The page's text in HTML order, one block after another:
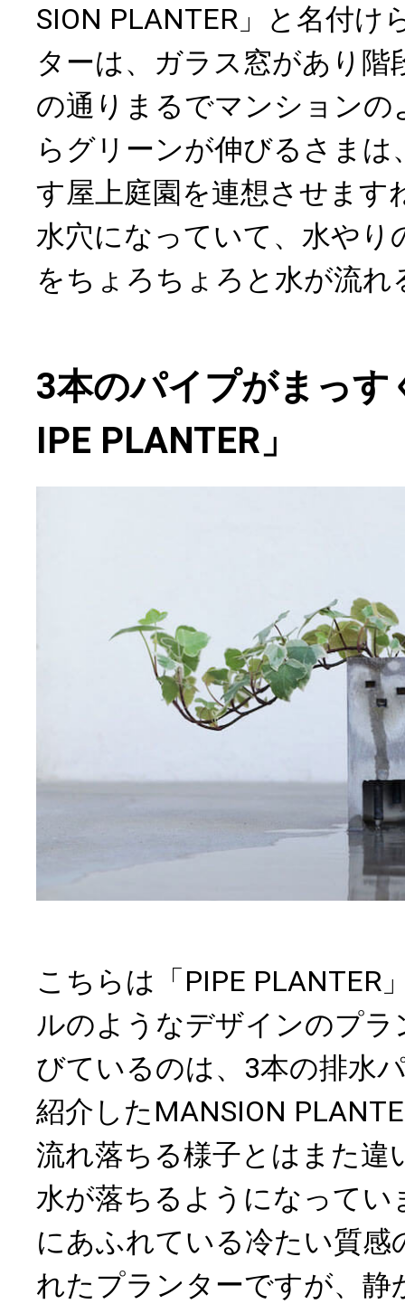
SION PLANTER」と名付け
ターは、ガラス窓があり階
の通りまるでマンションの
らグリーンが伸びるさまは
す屋上庭園を連想させます
水穴になっていて、水やり
をちょろちょろと水が流れ
3本のパイプがまっす
IPE PLANTER」
こちらは「PIPE PLANTER
ルのようなデザインのプラ
びているのは、3本の排水
紹介したMANSION
流れ落ちる様子とはまた違
水が落ちるようになってい
にあふれている冷たい質感
れたプランターですが、静